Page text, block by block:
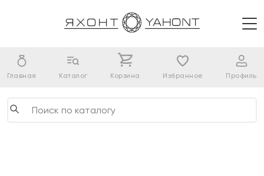
Главная Каталог Корзина Избранное Профиль